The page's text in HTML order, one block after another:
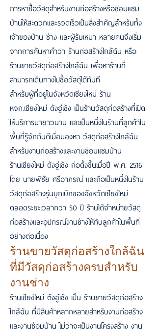
การหาซื้อวัสดุสำหรับงานก่อสร้างหรือซ่อมแซม
บ้านให้สะดวกและรวดเร็วเป็นสิ่งสำคัญสำหรับทั้ง
เจ้าของบ้าน ช่าง และผู้รับเหมา หลายคนจึงเริ่ม
จากการค้นหาคำว่า ร้านก่อสร้างใกล้ฉัน หรือ
ร้านขายวัสดุก่อสร้างใกล้ฉัน เพื่อหาร้านที่
สามารถเดินทางไปซื้อวัสดุได้ทันที
สำหรับผู้ที่อยู่ในจังหวัดเชียงใหม่ ร้าน
หจก.เชียงใหม่ ตังอู๋เซ้ง เป็นร้านวัสดุก่อสร้างที่เปิด
ให้บริการมายาวนาน และเป็นหนึ่งในร้านที่ลูกค้าใน
พื้นที่รู้จักกันดีเมื่อมองหา วัสดุก่อสร้างใกล้ฉัน
สำหรับงานก่อสร้างและงานซ่อมแซมบ้าน
ร้านเชียงใหม่ ตังอู๋เซ้ง ก่อตั้งขึ้นเมื่อปี พ.ศ. 2516
โดย นายพิชัย ศรีอาภรณ์ และถือเป็นหนึ่งในร้าน
วัสดุก่อสร้างรุ่นบุกเบิกของจังหวัดเชียงใหม่
ตลอดระยะเวลากว่า 50 ปี ร้านได้จำหน่ายวัสดุ
ก่อสร้างและอุปกรณ์งานช่างให้กับลูกค้าในพื้นที่
อย่างต่อเนื่อง
ร้านขายวัสดุก่อสร้างใกล้ฉัน
ที่มีวัสดุก่อสร้างครบสำหรับ
งานช่าง
ร้านเชียงใหม่ ตังอู๋เซ้ง เป็น ร้านขายวัสดุก่อสร้าง
ใกล้ฉัน ที่มีสินค้าหลากหลายสำหรับงานก่อสร้าง
และงานซ่อมบ้าน ไม่ว่าจะเป็นงานโครงสร้าง งาน